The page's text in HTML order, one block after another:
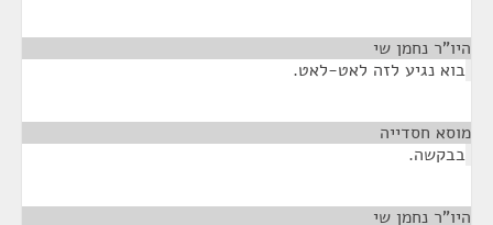
היו"ר נחמן שי
בוא נגיע לזה לאט-לאט.
מוסא חסדייה
בבקשה.
היו"ר נחמן שי